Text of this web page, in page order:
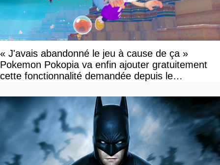
« J'avais abandonné le jeu à cause de ça »
Pokemon Pokopia va enfin ajouter gratuitement
cette fonctionnalité demandée depuis le